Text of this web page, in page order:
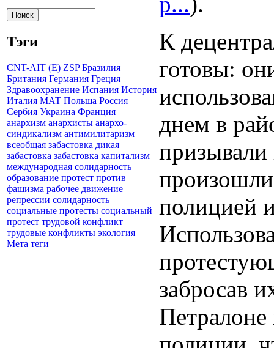
Тэги
CNT-AIT (E) ZSP Бразилия
Британия Германия Греция
Здравоохранение Испания История
Италия МАТ Польша Россия
Сербия Украина Франция
анархизм анархисты анархо-
синдикализм антимилитаризм
всеобщая забастовка дикая
забастовка забастовка капитализм
международная солидарность
образование протест против
фашизма рабочее движение
репрессии солидарность
социальные протесты социальный
протест трудовой конфликт
трудовые конфликты экология
Мета теги
К
готовы:
днем в
призывали
полицией
забросав